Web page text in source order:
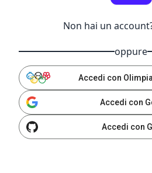
Non hai un
oppure
Accedi con
Accedi con
Accedi con